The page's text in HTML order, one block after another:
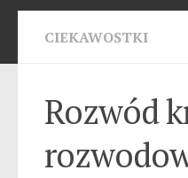
CIEKAWOSTKI
Rozwód